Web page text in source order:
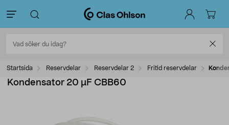
Startsida Reservdelar Reservdelar 2 Fritid reservdelar
Kondensator 20 µF CBB60